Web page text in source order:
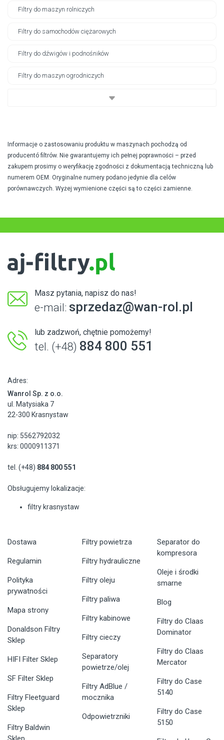
Filtry do maszyn rolniczych
Filtry do samochodów ciężarowych
Filtry do dźwigów i podnośników
Filtry do maszyn ogrodniczych
Informacje o zastosowaniu produktu w maszynach pochodzą od
producentó filtrów. Nie gwarantujemy ich pełnej poprawności – przed
zakupem prosimy o weryfikację zgodności z dokumentacją techniczną lub
numerem OEM. Oryginalne numery podano jedynie dla celów
porównawczych. Wyżej wymienione części są to części zamienne.
Masz pytania, napisz do nas!
e-mail: sprzedaz@wan-rol.pl
lub zadzwoń, chętnie pomożemy!
tel. (+48) 884 800 551
Adres:
Wanrol Sp. z o.o.
ul. Matysiaka 7
22-300 Krasnystaw
nip: 5562792032
krs: 0000911371
tel. (+48) 884 800 551
Obsługujemy lokalizacje:
filtry krasnystaw
Dostawa
Regulamin
Polityka
prywatności
Mapa strony
Donaldson Filtry
Sklep
HIFI Filter Sklep
SF Filter Sklep
Filtry Fleetguard
Sklep
Filtry Baldwin
Filtry powietrza
Filtry hydrauliczne
Filtry oleju
Filtry paliwa
Filtry kabinowe
Filtry cieczy
Separatory
powietrze/olej
Filtry AdBlue /
mocznika
Odpowietrzniki
Separator do
kompresora
Oleje i środki
smarne
Blog
Filtry do Claas
Dominator
Filtry do Claas
Mercator
Filtry do Case
5140
Filtry do Case
5150